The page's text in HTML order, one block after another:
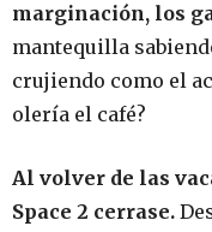
marginación, los
mantequilla
crujiendo como el
olería el café?
Al volver de las
Space 2 cerrase.